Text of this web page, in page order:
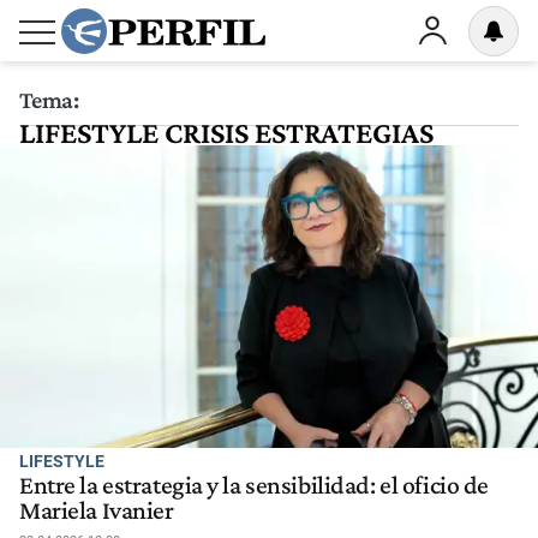
Tema:
LIFESTYLE CRISIS ESTRATEGIAS
LIFESTYLE
Entre la estrategia y la sensibilidad: el oficio de
Mariela Ivanier